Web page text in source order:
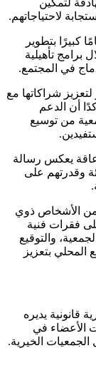
لتمكين
لاحتياجاتهم.
كبيرًا بتطوير
برامج تأهيلية
في المجتمع.
شراكاتها مع
أن الدعم
من توسيع
يعكس رسالة
وقدرتهم على
من الأشخاص ذوي
فقرات فنية
والتوقيع
المحلي بتعزيز
قانونية يديره
الأعضاء في
الجمعيات الخيرية.